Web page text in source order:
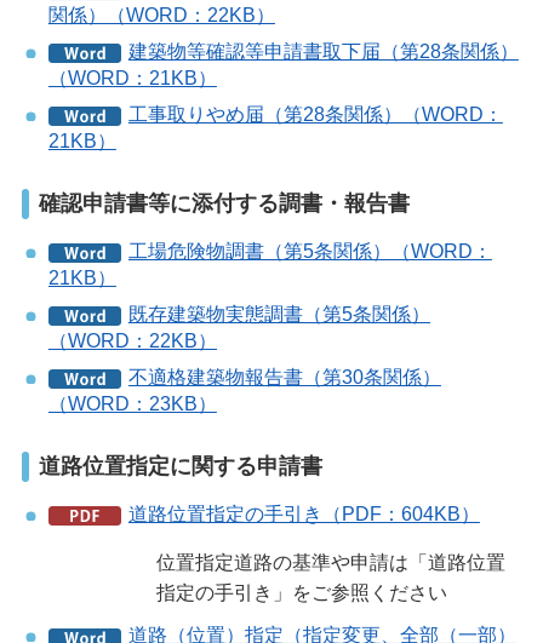
関係）（WORD：22KB）
建築物等確認等申請書取下届（第28条関係）
（WORD：21KB）
工事取りやめ届（第28条関係）（WORD：
21KB）
確認申請書等に添付する調書・報告書
工場危険物調書（第5条関係）（WORD：
21KB）
既存建築物実態調書（第5条関係）
（WORD：22KB）
不適格建築物報告書（第30条関係）
（WORD：23KB）
道路位置指定に関する申請書
道路位置指定の手引き（PDF：604KB）
位置指定道路の基準や申請は「道路位置
指定の手引き」をご参照ください
道路（位置）指定（指定変更、全部（一部）